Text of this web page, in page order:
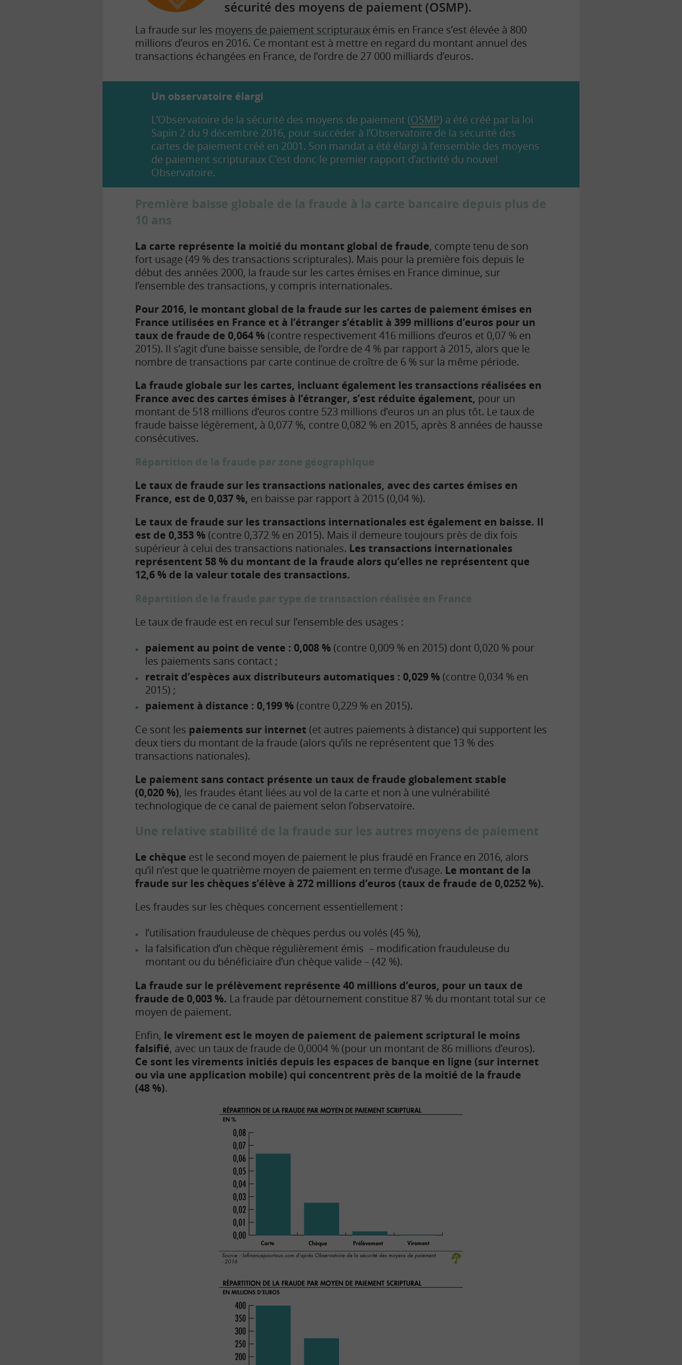
sécurité des moyens de paiement (OSMP).
La fraude sur les moyens de paiement scripturaux émis en France s’est élevée à 800
millions d’euros en 2016. Ce montant est à mettre en regard du montant annuel des
transactions échangées en France, de l’ordre de 27 000 milliards d’euros.
Un observatoire élargi
L’Observatoire de la sécurité des moyens de paiement (OSMP) a été créé par la loi
Sapin 2 du 9 décembre 2016, pour succéder à l’Observatoire de la sécurité des
cartes de paiement créé en 2001. Son mandat a été élargi à l’ensemble des moyens
de paiement scripturaux C’est donc le premier rapport d’activité du nouvel
Observatoire.
Première baisse globale de la fraude à la carte bancaire depuis plus de
10 ans
La carte représente la moitié du montant global de fraude, compte tenu de son
fort usage (49 % des transactions scripturales). Mais pour la première fois depuis le
début des années 2000, la fraude sur les cartes émises en France diminue, sur
l’ensemble des transactions, y compris internationales.
Pour 2016, le montant global de la fraude sur les cartes de paiement émises en
France utilisées en France et à l’étranger s’établit à 399 millions d’euros pour un
taux de fraude de 0,064 % (contre respectivement 416 millions d’euros et 0,07 % en
2015). Il s’agit d’une baisse sensible, de l’ordre de 4 % par rapport à 2015, alors que le
nombre de transactions par carte continue de croître de 6 % sur la même période.
La fraude globale sur les cartes, incluant également les transactions réalisées en
France avec des cartes émises à l’étranger, s’est réduite également, pour un
montant de 518 millions d’euros contre 523 millions d’euros un an plus tôt. Le taux de
fraude baisse légèrement, à 0,077 %, contre 0,082 % en 2015, après 8 années de hausse
consécutives.
Répartition de la fraude par zone géographique
Le taux de fraude sur les transactions nationales, avec des cartes émises en
France, est de 0,037 %, en baisse par rapport à 2015 (0,04 %).
Le taux de fraude sur les transactions internationales est également en baisse. Il
est de 0,353 % (contre 0,372 % en 2015). Mais il demeure toujours près de dix fois
supérieur à celui des transactions nationales. Les transactions internationales
représentent 58 % du montant de la fraude alors qu’elles ne représentent que
12,6 % de la valeur totale des transactions.
Répartition de la fraude par type de transaction réalisée en France
Le taux de fraude est en recul sur l’ensemble des usages :
paiement au point de vente : 0,008 % (contre 0,009 % en 2015) dont 0,020 % pour
les paiements sans contact ;
retrait d’espèces aux distributeurs automatiques : 0,029 % (contre 0,034 % en
2015) ;
paiement à distance : 0,199 % (contre 0,229 % en 2015).
Ce sont les paiements sur internet (et autres paiements à distance) qui supportent les
deux tiers du montant de la fraude (alors qu’ils ne représentent que 13 % des
transactions nationales).
Le paiement sans contact présente un taux de fraude globalement stable
(0,020 %), les fraudes étant liées au vol de la carte et non à une vulnérabilité
technologique de ce canal de paiement selon l’observatoire.
Une relative stabilité de la fraude sur les autres moyens de paiement
Le chèque est le second moyen de paiement le plus fraudé en France en 2016, alors
qu’il n’est que le quatrième moyen de paiement en terme d’usage. Le montant de la
fraude sur les chèques s’élève à 272 millions d’euros (taux de fraude de 0,0252 %).
Les fraudes sur les chèques concernent essentiellement :
l’utilisation frauduleuse de chèques perdus ou volés (45 %),
la falsification d’un chèque régulièrement émis – modification frauduleuse du
montant ou du bénéficiaire d’un chèque valide – (42 %).
La fraude sur le prélèvement représente 40 millions d’euros, pour un taux de
fraude de 0,003 %. La fraude par détournement constitue 87 % du montant total sur ce
moyen de paiement.
Enfin, le virement est le moyen de paiement de paiement scriptural le moins
falsifié, avec un taux de fraude de 0,0004 % (pour un montant de 86 millions d’euros).
Ce sont les virements initiés depuis les espaces de banque en ligne (sur internet
ou via une application mobile) qui concentrent près de la moitié de la fraude
(48 %).